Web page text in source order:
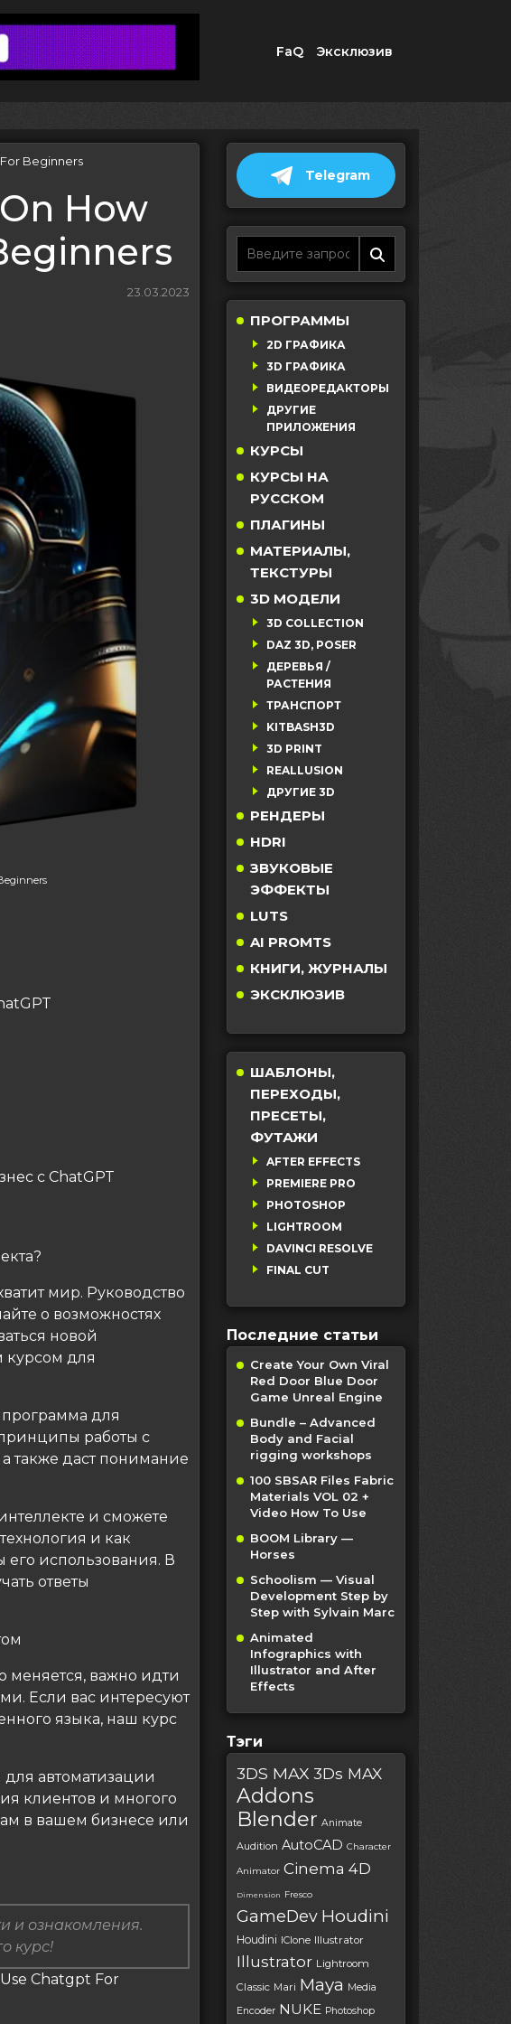
FaQ Эксклюзив
Beginners
How
23.03.2023
с ChatGPT
мир. Руководство
о возможностях
новой
курсом для
для
работы с
также даст понимание
и сможете
и как
использования. В
ответы
важно идти
Если вас интересуют
языка, наш курс
для автоматизации
клиентов и многого
в вашем бизнесе или
и ознакомления.
курс!
Chatgpt For
Telegram
ПРОГРАММЫ
2D ГРАФИКА
3D ГРАФИКА
ВИДЕОРЕДАКТОРЫ
ДРУГИЕ
ПРИЛОЖЕНИЯ
КУРСЫ
КУРСЫ НА
РУССКОМ
ПЛАГИНЫ
МАТЕРИАЛЫ,
ТЕКСТУРЫ
3D МОДЕЛИ
3D COLLECTION
DAZ 3D, POSER
ДЕРЕВЬЯ /
РАСТЕНИЯ
ТРАНСПОРТ
KITBASH3D
3D PRINT
REALLUSION
ДРУГИЕ 3D
РЕНДЕРЫ
HDRI
ЗВУКОВЫЕ
ЭФФЕКТЫ
LUTS
AI PROMTS
КНИГИ, ЖУРНАЛЫ
ЭКСКЛЮЗИВ
ШАБЛОНЫ,
ПЕРЕХОДЫ,
ПРЕСЕТЫ,
ФУТАЖИ
AFTER EFFECTS
PREMIERE PRO
PHOTOSHOP
LIGHTROOM
DAVINCI RESOLVE
FINAL CUT
Последние статьи
Create Your Own Viral
Red Door Blue Door
Game Unreal Engine
Bundle – Advanced
Body and Facial
rigging workshops
100 SBSAR Files Fabric
Materials VOL 02 +
Video How To Use
BOOM Library —
Horses
Schoolism — Visual
Development Step by
Step with Sylvain Marc
Animated
Infographics with
Illustrator and After
Effects
Тэги
3DS MAX 3Ds MAX
Addons
Blender Animate
Audition AutoCAD Character
Animator Cinema 4D
Dimension Fresco
GameDev Houdini
Houdini IClone Illustrator
Illustrator Lightroom
Classic Mari Maya
Media
Encoder NUKE Photoshop